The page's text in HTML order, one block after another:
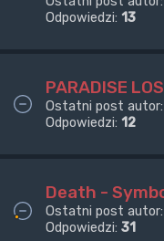
Odpowiedzi: 13
PARADISE
Ostatni post autor:
Odpowiedzi: 12
Death -
Ostatni post autor:
Odpowiedzi: 31